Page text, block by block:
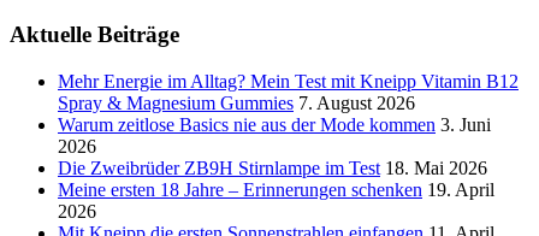
Aktuelle Beiträge
Mehr Energie im Alltag? Mein Test mit Kneipp Vitamin B12
Spray & Magnesium Gummies 7. August 2026
Warum zeitlose Basics nie aus der Mode kommen 3. Juni
2026
Die Zweibrüder ZB9H Stirnlampe im Test 18. Mai 2026
Meine ersten 18 Jahre – Erinnerungen schenken 19. April
2026